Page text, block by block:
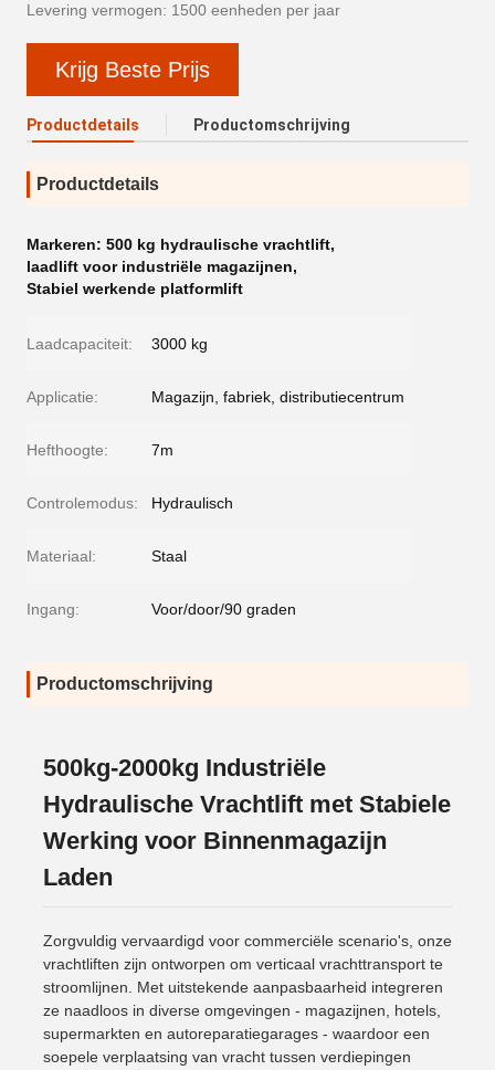
Levering vermogen: 1500 eenheden per jaar
Krijg Beste Prijs
Productdetails Productomschrijving
Productdetails
Markeren: 500 kg hydraulische vrachtlift,
laadlift voor industriële magazijnen,
Stabiel werkende platformlift
Laadcapaciteit: 3000 kg
Applicatie: Magazijn, fabriek, distributiecentrum
Hefthoogte: 7m
Controlemodus: Hydraulisch
Materiaal: Staal
Ingang: Voor/door/90 graden
Productomschrijving
500kg-2000kg Industriële
Hydraulische Vrachtlift met Stabiele
Werking voor Binnenmagazijn
Laden
Zorgvuldig vervaardigd voor commerciële scenario's, onze
vrachtliften zijn ontworpen om verticaal vrachttransport te
stroomlijnen. Met uitstekende aanpasbaarheid integreren
ze naadloos in diverse omgevingen - magazijnen, hotels,
supermarkten en autoreparatiegarages - waardoor een
soepele verplaatsing van vracht tussen verdiepingen